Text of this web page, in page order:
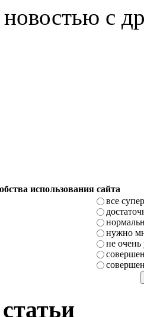
новостью с
использования сайта
все супер
нужно
не очень